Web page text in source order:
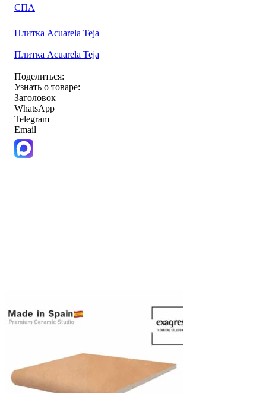
СПА
Плитка Acuarela Teja
Плитка Acuarela Teja
Поделиться:
Узнать о товаре:
Заголовок
WhatsApp
Telegram
Email